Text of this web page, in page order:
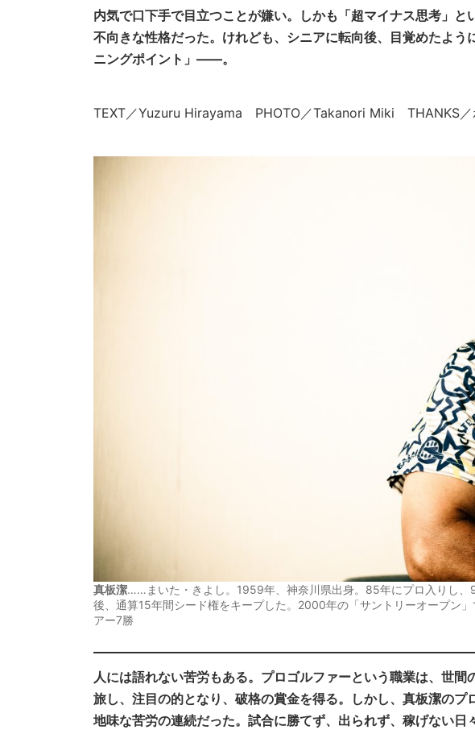
内気で口下手で目立つことが嫌い。しかも「超マイナス思考」
不向きな性格だった。けれども、シニアに転向後、目覚めたよ
ニングポイント」――。
TEXT／Yuzuru Hirayama PHOTO／Takanori Miki THANKS／
真板潔……まいた・きよし。1959年、神奈川県出身。85年にプロ入りし
後、通算15年間シード権をキープした。2000年の「サントリーオープン
アー7勝
人には語れない苦労もある。プロゴルファーという職業は、世
旅し、注目の的となり、破格の賞金を得る。しかし、真板潔の
地味な苦労の連続だった。試合に勝てず、出られず、稼げない